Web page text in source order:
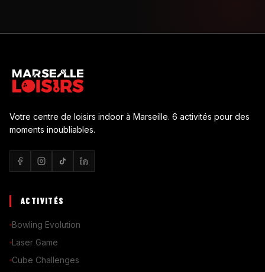
Votre centre de loisirs indoor à Marseille. 6 activités pour des
moments inoubliables.
ACTIVITÉS
Bowling Evolution
Laser Game
Cube Challenges